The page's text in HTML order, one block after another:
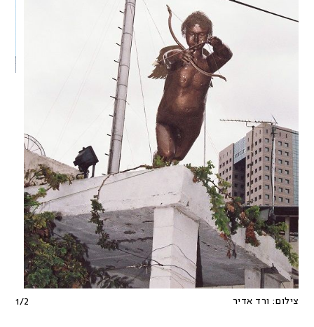
צילום: ורד אדיר 1/2